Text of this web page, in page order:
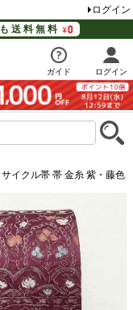
ログイン
送料無料
ガイド ログイン
イクル帯 帯 金糸 紫・藤色